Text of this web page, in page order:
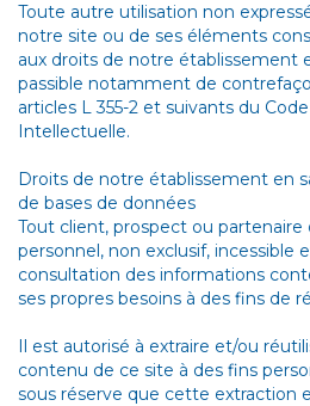
Toute autre utilisation non
notre site ou de ses éléments
aux droits de notre établissement
passible notamment de
articles L 355-2 et suivants du
Intellectuelle.
Droits de notre établissement en
de bases de données
Tout client, prospect ou partenaire
personnel, non exclusif, incessible
consultation des informations
ses propres besoins à des fins de
Il est autorisé à extraire et/ou
contenu de ce site à des fins
sous réserve que cette extraction